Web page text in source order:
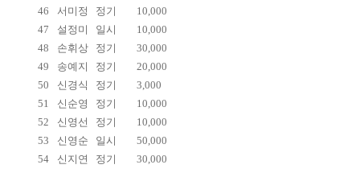
46
서미정 정기
10,000
47
설정미 일시
10,000
48
손휘상 정기
30,000
49
송예지 정기
20,000
50
신경식 정기
3,000
51
신순영 정기
10,000
52
신영선 정기
10,000
53
신영순 일시
50,000
54
신지연 정기
30,000